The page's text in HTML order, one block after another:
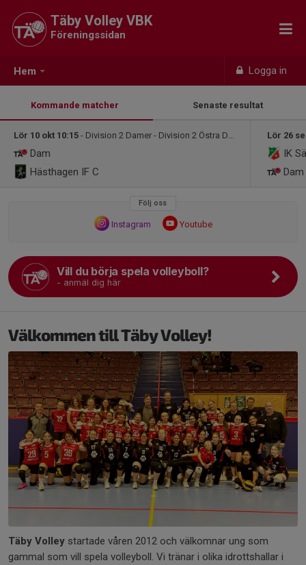
Hem Logga in
Täby Volley VBK
Föreningssidan
Kommande matcher Senaste resultat
Lör 10 okt 10:15 - Division 2 Damer - Division 2 Östra Damer
Dam
Hästhagen IF C
Lör 26
IK
Dam
Följ oss
Instagram Youtube
Vill du börja spela volleyboll?
- anmäl dig här
Välkommen till Täby Volley!
Täby Volley startade våren 2012 och välkomnar ung som
gammal som vill spela volleyboll. Vi tränar i olika idrottshallar i